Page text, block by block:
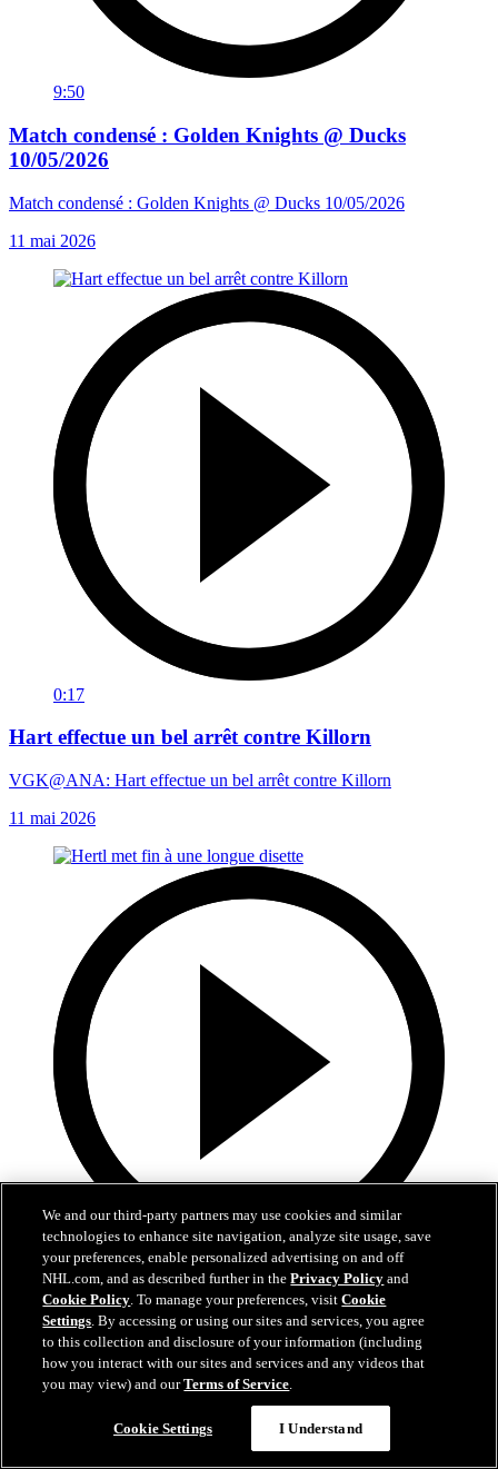
9:50
Match condensé : Golden Knights @ Ducks
10/05/2026
Match condensé : Golden Knights @ Ducks 10/05/2026
11 mai 2026
0:17
Hart effectue un bel arrêt contre Killorn
VGK@ANA: Hart effectue un bel arrêt contre Killorn
11 mai 2026
0:43
Hertl met fin à une longue disette
VGK@ANA: Hertl met fin à une longue disette
11 mai 2026
We and our third-party partners may use cookies and similar
technologies to enhance site navigation, analyze site usage, save
your preferences, enable personalized advertising on and off
NHL.com, and as described further in thePrivacy Policy and
Cookie Policy. To manage your preferences, visitCookie
Settings. By accessing or using our sites and services, you agree
to this collection and disclosure of your information (including
how you interact with our sites and services and any videos that
you may view) and ourTerms of Service.
Cookie Settings I Understand